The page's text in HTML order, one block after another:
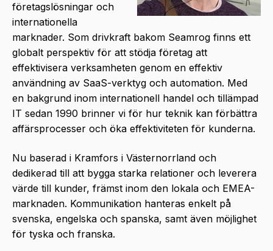
företagslösningar och
internationella
marknader. Som drivkraft bakom Seamrog finns ett
globalt perspektiv för att stödja företag att
effektivisera verksamheten genom en effektiv
användning av SaaS-verktyg och automation. Med
en bakgrund inom internationell handel och tillämpad
IT sedan 1990 brinner vi för hur teknik kan förbättra
affärsprocesser och öka effektiviteten för kunderna.
Nu baserad i Kramfors i Västernorrland och
dedikerad till att bygga starka relationer och leverera
värde till kunder, främst inom den lokala och EMEA-
marknaden. Kommunikation hanteras enkelt på
svenska, engelska och spanska, samt även möjlighet
för tyska och franska.